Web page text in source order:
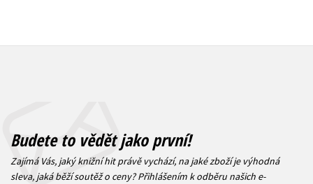
Budete to vědět jako první!
Zajímá Vás, jaký knižní hit právě vychází, na jaké zboží je výhodná
sleva, jaká běží soutěž o ceny? Přihlášením k odběru našich e-